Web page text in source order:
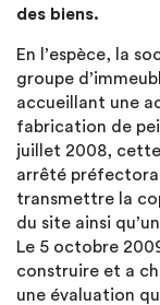
des biens.
En l’espèce, la
groupe
accueillant une
fabrication de
juillet 2008, cette
arrêté
transmettre la
du site ainsi
Le 5 octobre
construire et a
une évaluation